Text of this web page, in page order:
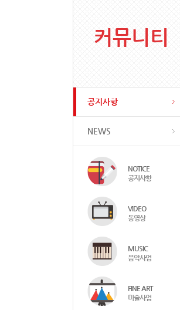
커뮤니티
공지사항
NEWS
NOTICE
공지사항
VIDEO
동영상
MUSIC
음악사업
FINE ART
미술사업